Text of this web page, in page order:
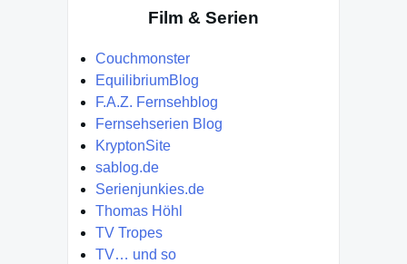
Film & Serien
Couchmonster
EquilibriumBlog
F.A.Z. Fernsehblog
Fernsehserien Blog
KryptonSite
sablog.de
Serienjunkies.de
Thomas Höhl
TV Tropes
TV… und so